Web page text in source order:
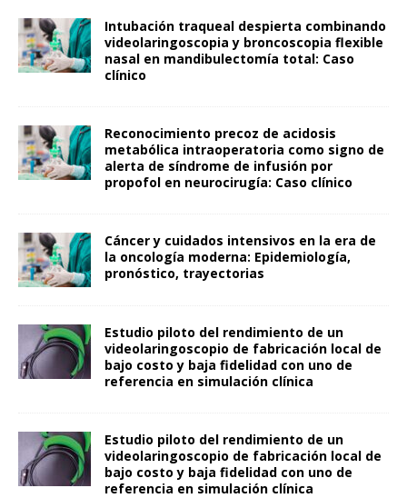
Intubación traqueal despierta combinando
videolaringoscopia y broncoscopia flexible
nasal en mandibulectomía total: Caso
clínico
Reconocimiento precoz de acidosis
metabólica intraoperatoria como signo de
alerta de síndrome de infusión por
propofol en neurocirugía: Caso clínico
Cáncer y cuidados intensivos en la era de
la oncología moderna: Epidemiología,
pronóstico, trayectorias
Estudio piloto del rendimiento de un
videolaringoscopio de fabricación local de
bajo costo y baja fidelidad con uno de
referencia en simulación clínica
Estudio piloto del rendimiento de un
videolaringoscopio de fabricación local de
bajo costo y baja fidelidad con uno de
referencia en simulación clínica